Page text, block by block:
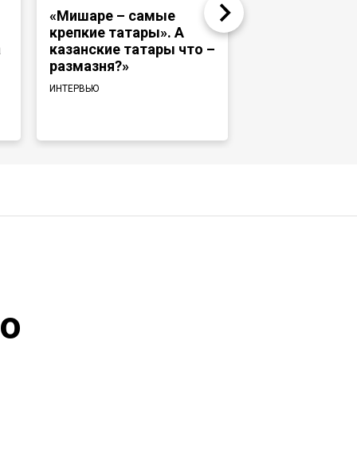
«Мишаре – самые
крепкие татары». А
казанские татары что –
размазня?»
ИНТЕРВЬЮ